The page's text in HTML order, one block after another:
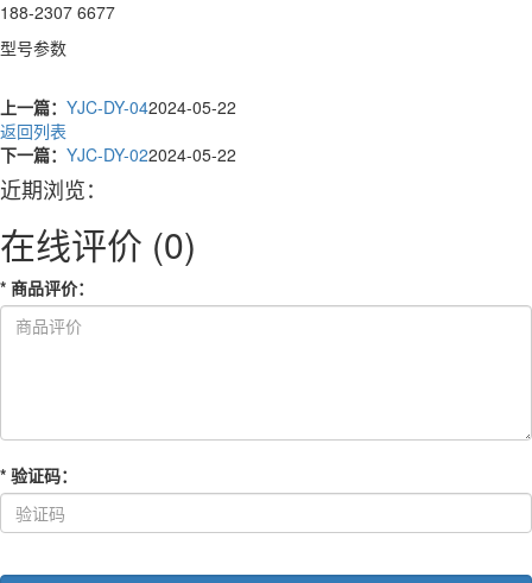
188-2307 6677
型号参数
上一篇： YJC-DY-042024-05-22
返回列表
下一篇： YJC-DY-022024-05-22
近期浏览：
在线评价 (0)
* 商品评价：
* 验证码：